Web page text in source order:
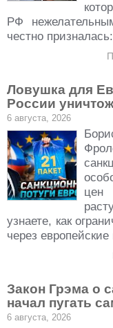
РФ
честно
Ловушка для
России
6 августа, 2026
узнаете, как
через
Закон Грэма о
начал пугать
6 августа, 2026